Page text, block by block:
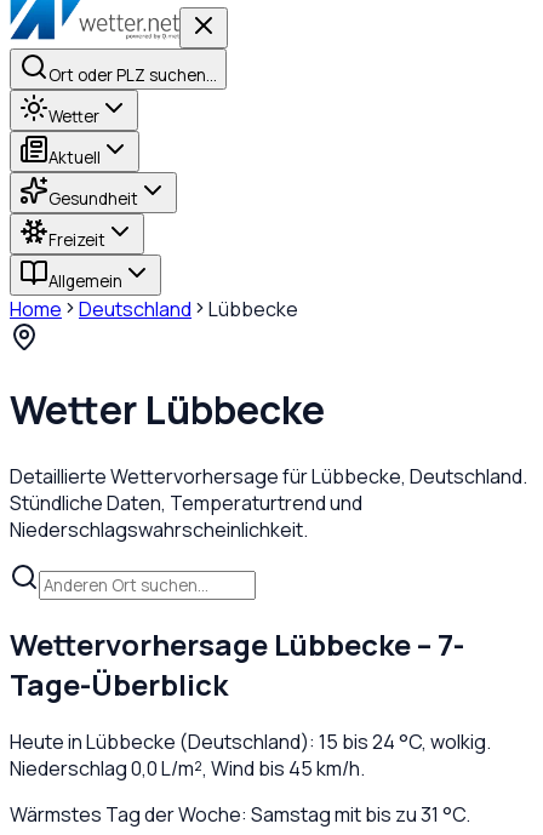
Ort oder PLZ suchen…
Wetter
Aktuell
Gesundheit
Freizeit
Allgemein
Home Deutschland Lübbecke
Wetter Lübbecke
Detaillierte Wettervorhersage fürLübbecke, Deutschland.
Stündliche Daten, Temperaturtrend und
Niederschlagswahrscheinlichkeit.
Wettervorhersage Lübbecke– 7-
Tage-Überblick
Heute inLübbecke (Deutschland): 15 bis24°C, wolkig.
Niederschlag0,0L/m², Wind bis 45km/h.
Wärmstes Tag der Woche: Samstag mit bis zu 31 °C.